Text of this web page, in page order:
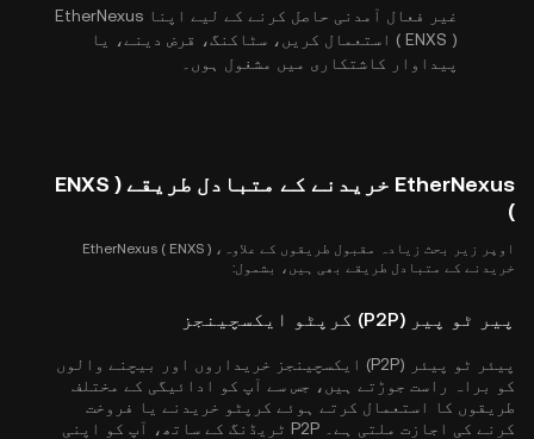
غیر فعال آمدنی حاصل کرنے کے لیے اپنا EtherNexus
( ENXS ) استعمال کریں، سٹاکنگ، قرض دینے، یا
پیداوار کاشتکاری میں مشغول ہوں۔
EtherNexus خریدنے کے متبادل طریقے ( ENXS
)
اوپر زیر بحث زیادہ مقبول طریقوں کے علاوہ، EtherNexus ( ENXS )
خریدنے کے متبادل طریقے بھی ہیں، بشمول:
پیر ٹو پیر (P2P) کرپٹو ایکسچینجز
پیئر ٹو پیئر (P2P) ایکسچینجز خریداروں اور بیچنے والوں
کو براہ راست جوڑتے ہیں، جس سے آپ کو ادائیگی کے مختلف
طریقوں کا استعمال کرتے ہوئے کرپٹو خریدنے یا فروخت
کرنے کی اجازت ملتی ہے۔ P2P ٹریڈنگ کے ساتھ، آپ کو اپنی